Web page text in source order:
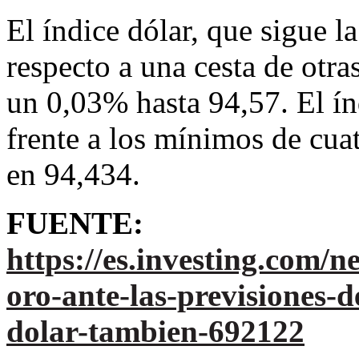
El índice dólar, que sigue
respecto a una cesta de
un 0,03% hasta 94,57. El
frente a los mínimos de
en 94,434.
FUENTE:
https://es.investing.com/
oro-ante-las-previsiones-
dolar-tambien-692122